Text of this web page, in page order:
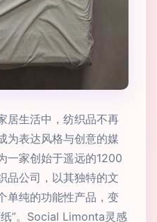
居生活中，纺织品不再
为表达风格与创意的媒
一家创始于遥远的1200
品公司，以其独特的文
单纯的功能性产品，变
”。Social Limonta灵感